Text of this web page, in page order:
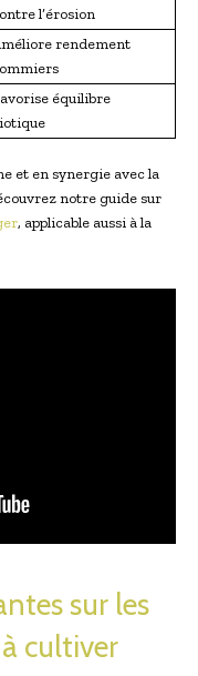
l’érosion
rendement
équilibre
et en synergie avec la
notre guide sur
, applicable aussi à la
sur les
cultiver